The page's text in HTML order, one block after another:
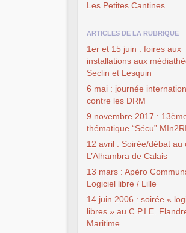
Les Petites Cantines
ARTICLES DE LA RUBRIQUE
1er et 15 juin : foires aux
installations aux
Seclin et Lesquin
6 mai : journée
contre les DRM
9 novembre 2017 :
thématique “Sécu”
12 avril : Soirée/débat au
L’Alhambra de Calais
13 mars : Apéro
Logiciel libre / Lille
14 juin 2006 : soirée «
libres » au C.P.I.E.
Maritime